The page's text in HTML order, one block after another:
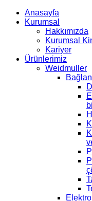
Anasayfa
Kurumsal
Hakkımızda
Kurumsal
Kariyer
Ürünlerimiz
Weidmuller